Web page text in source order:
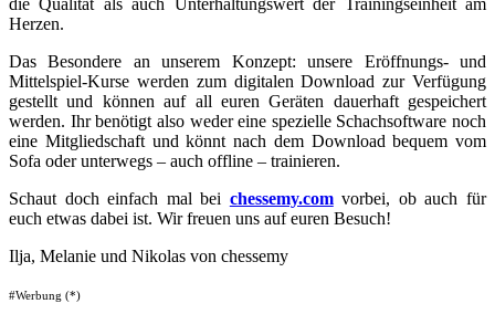
Herzen.
Das Besondere an unserem Konzept: unsere Eröffnungs- und
Mittelspiel-Kurse werden zum digitalen Download zur Verfügung
gestellt und können auf all euren Geräten dauerhaft gespeichert
werden. Ihr benötigt also weder eine spezielle Schachsoftware noch
eine Mitgliedschaft und könnt nach dem Download bequem vom
Sofa oder unterwegs – auch offline – trainieren.
Schaut doch einfach mal bei chessemy.comvorbei, ob auch für
euch etwas dabei ist. Wir freuen uns auf euren Besuch!
Ilja, Melanie und Nikolas von chessemy
#Werbung (*)